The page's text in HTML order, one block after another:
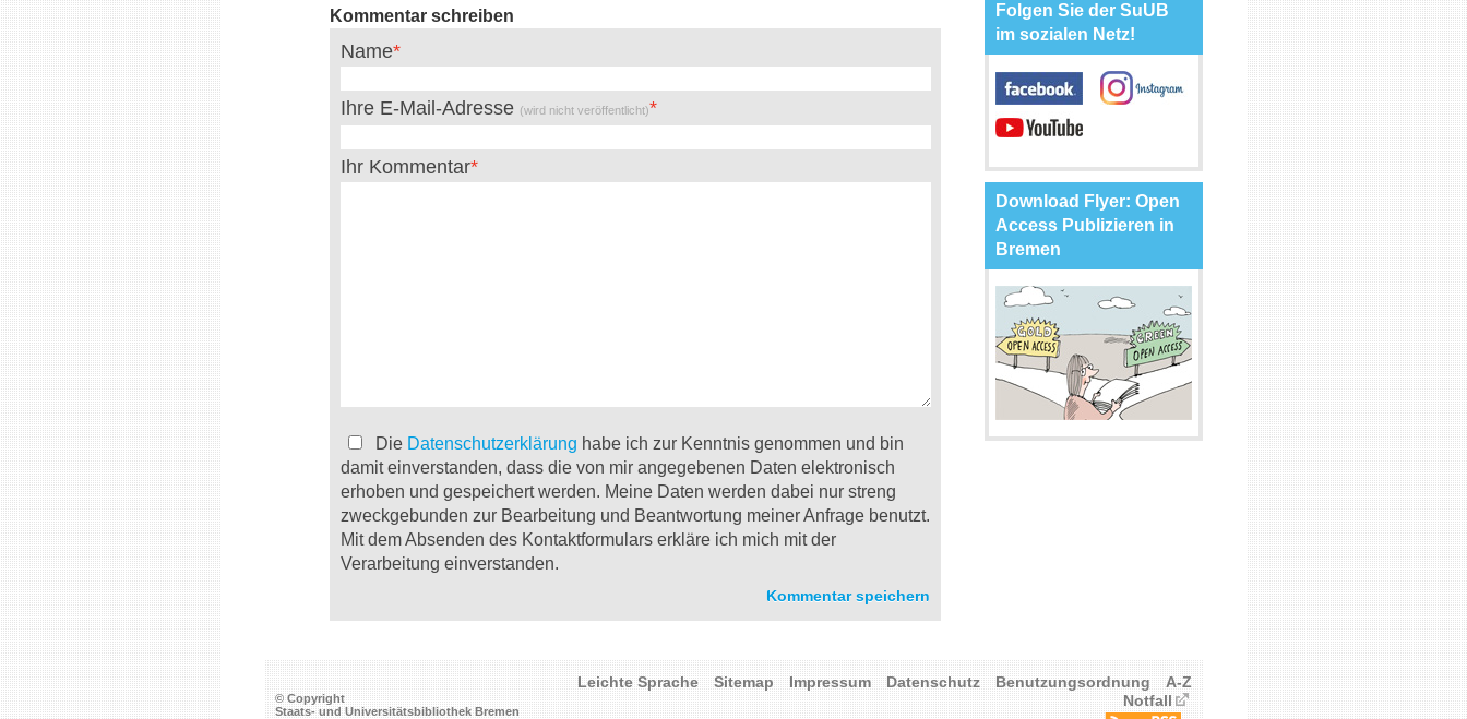
Kommentar schreiben
Name
Ihre E-Mail-Adresse (wird nicht veröffentlicht)
Ihr Kommentar
Die Datenschutzerklärung habe ich zur Kenntnis genommen und bin
damit einverstanden, dass die von mir angegebenen Daten elektronisch
erhoben und gespeichert werden. Meine Daten werden dabei nur streng
zweckgebunden zur Bearbeitung und Beantwortung meiner Anfrage benutzt.
Mit dem Absenden des Kontaktformulars erkläre ich mich mit der
Verarbeitung einverstanden.
Folgen Sie der SuUB
im sozialen Netz!
Download Flyer: Open
Access Publizieren in
Bremen
© Copyright
Staats- und Universitätsbibliothek Bremen
Leichte Sprache Sitemap Impressum Datenschutz Benutzungsordnung
A-Z
Notfall